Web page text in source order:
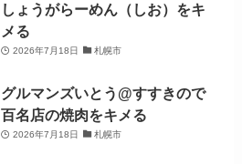
しょうがらーめん（しお）をキ
メる
2026年7月18日 札幌市
グルマンズいとう@すすきので
百名店の焼肉をキメる
2026年7月18日 札幌市